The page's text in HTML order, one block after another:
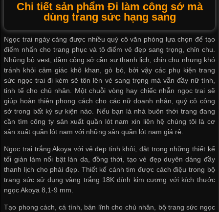
Chi tiết sản phẩm Đi làm công sớ mà
dùng trang sức hạng sang
Ngọc trai ngày càng được nhiều quý cô văn phòng lựa chọn để tạo
điểm nhấn cho trang phục và tô điểm vẻ đẹp sang trọng, chỉn chu.
Những bộ vest, đầm công sở cần sự thanh lịch, chỉn chu nhưng khó
tránh khỏi cảm giác khô khan, gò bó, bởi vậy các phụ kiện trang
sức ngọc trai đi kèm sẽ tôn lên vẻ sang trọng mà vẫn đầy nữ tính,
tinh tế cho chủ nhân. Một chuỗi vòng hay chiếc nhẫn ngọc trai sẽ
giúp hoàn thiện phong cách cho các nữ doanh nhân, quý cô công
sở trong bất kỳ sự kiện nào. Nếu bạn là nhà buôn thới trang đang
cần tìmcông ty sản xuất quần lót nam xin liên hệ chúng tôi là cơ
sản xuất quần lót nam với những sảnquần lót nam giá rẻ
Ngọc trai trắng Akoya với vẻ đẹp tinh khôi, đặt trong những thiết kế
tối giản làm nổi bật làn da, đồng thời, tạo vẻ đẹp duyên dáng đầy
thanh lịch cho phái đẹp. Thiết kế cánh tim được cách điệu trong bộ
trang sức sử dụng vàng trắng 18K đính kim cương với kích thước
ngọc Akoya 8,1-9 mm.
Tạo phong cách, cá tính, bản lĩnh cho chủ nhân, bộ trang sức ngọc